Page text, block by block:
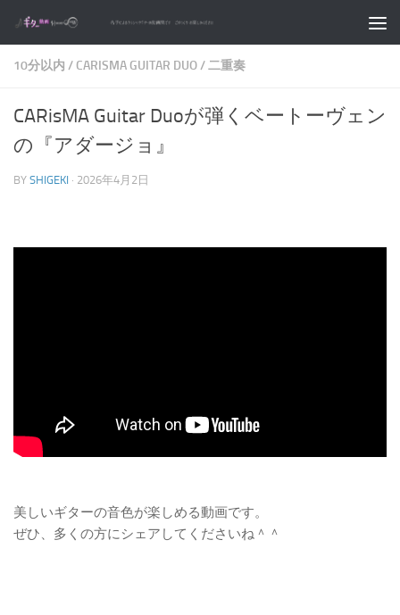
コンテンツへスキップ
10分以内 / CARISMA GUITAR DUO/二重奏
CARisMA Guitar Duoが弾くベートーヴェン
の『アダージョ』
BY SHIGEKI · 2026年4月2日
美しいギターの音色が楽しめる動画です。
ぜひ、多くの方にシェアしてくださいね＾＾